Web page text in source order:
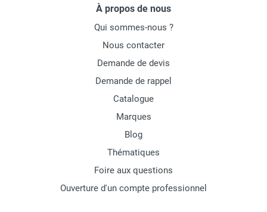
À propos de nous
Qui sommes-nous ?
Nous contacter
Demande de devis
Demande de rappel
Catalogue
Marques
Blog
Thématiques
Foire aux questions
Ouverture d'un compte professionnel